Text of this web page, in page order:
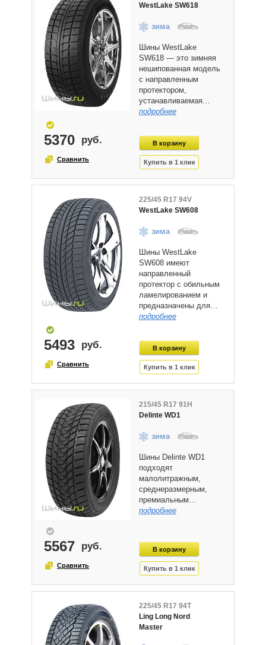
WestLake SW618
зима
Шины WestLake
SW618 — это зимняя
нешипованная модель
с направленным
протектором,
устанавливаемая…
подробнее
5370
225/45 R17 94V
WestLake SW608
зима
Шины WestLake
SW608 имеют
направленный
протектор с обильным
ламелированием и
предназначены для…
подробнее
5493
215/45 R17 91H
Delinte WD1
зима
Шины Delinte WD1
подходят
малолитражным,
среднеразмерным,
премиальным…
подробнее
5567
225/45 R17 94T
Ling Long Nord
Master